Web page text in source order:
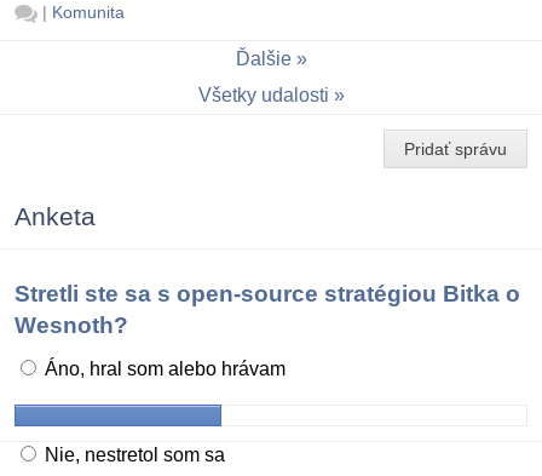
| Komunita
Ďalšie
Všetky udalosti
Pridať správu
Anketa
Stretli ste sa s open-source stratégiou Bitka o
Wesnoth?
Áno, hral som alebo hrávam
Nie, nestretol som sa